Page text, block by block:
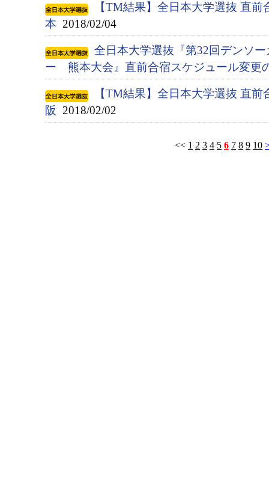
【TM結果】全日本大学選抜 直前
本 2018/02/04
全日本大学選抜『第32回デンソ
ー 熊本大会』直前合宿スケジュール変更
【TM結果】全日本大学選抜 直前
阪
2018/02/02
<< 1 2 3 4 5 6 7 8 9 10